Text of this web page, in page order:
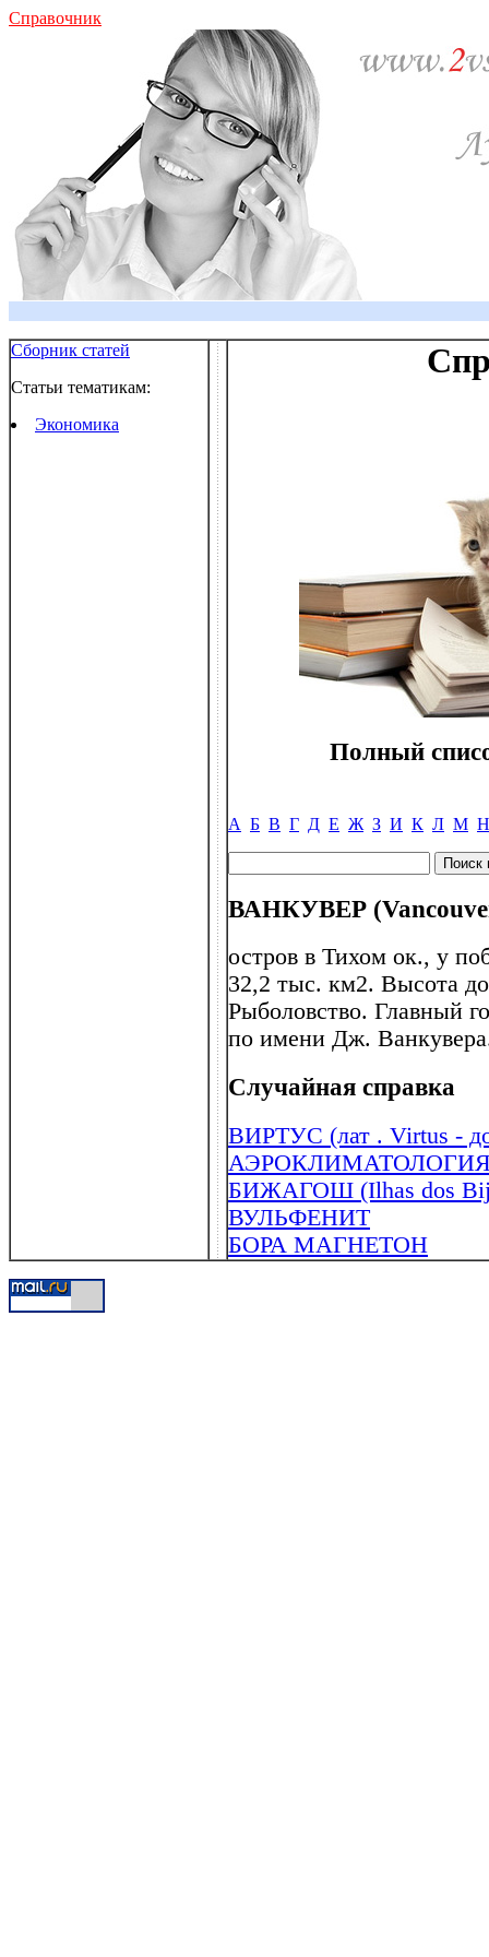
Справочник
Сборник статей
Статьи тематикам:
Экономика
Полный
А Б В Г Д Е Ж З И К Л М Н
ВАНКУВЕР
остров в Тихом ок., у
32,2 тыс. км2. Высота
Рыболовство. Главный
по имени Дж.
Случайная справка
ВИРТУС (лат . Virtus -
БИЖАГОШ (Ilhas dos
ВУЛЬФЕНИТ
БОРА МАГНЕТОН